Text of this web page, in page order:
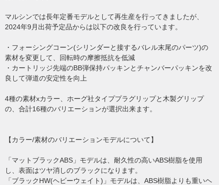
マルシンでは長年定番モデルとして再生産を行ってきましたが、
2024年9月出荷予定品からは以下の改良を行っています。
・フォーシングコーン(シリンダーと接するバレル末尾のパーツ)の
素材を変更して、回転時の摩擦抵抗を低減
・カートリッジ先端のBB弾保持パッキンとチャンバーパッキンを改
良して弾道の安定性を向上
4種の素材xカラー、ホーグ社タイププラグリップと木製グリップ
の、合計16種のバリエーションが選択出来ます。
【カラー/素材のバリエーションモデルについて】
「マットブラックABS」モデルは、耐久性の高いABS樹脂を使用
し、表面はツヤ消しのブラックになります。
「ブラックHW(ヘビーウェイト)」モデルは、ABS樹脂よりも重いヘ